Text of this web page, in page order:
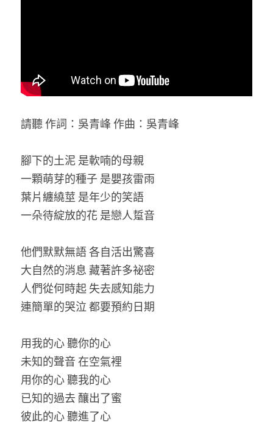
請聽 作詞：吳青峰 作曲：吳青峰
腳下的土泥 是軟喃的母親
一顆萌芽的種子 是嬰孩雷雨
葉片纏繞莖 是年少的笑語
一朵待綻放的花 是戀人踅音
他們默默無語 各自活出驚喜
大自然的消息 藏著許多祕密
人們從何時起 失去感知能力
連簡單的哭泣 都要預約日期
用我的心 聽你的心
未知的聲音 在空氣裡
用你的心 聽我的心
已知的過去 釀出了蜜
彼此的心 聽進了心